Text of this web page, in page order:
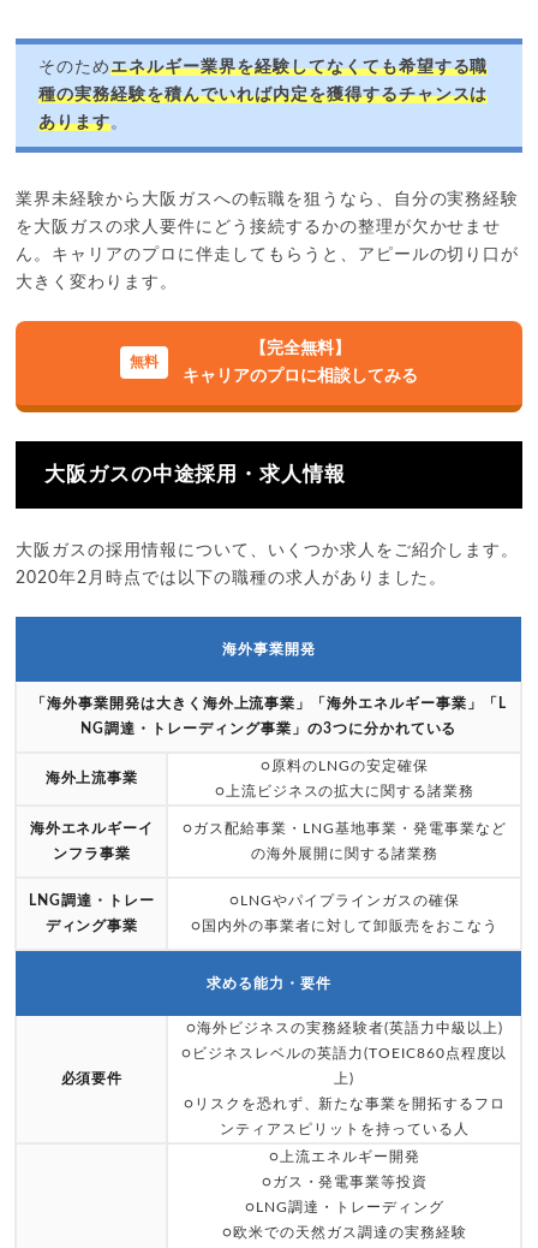
そのためエネルギー業界を経験してなくても希望する職
種の実務経験を積んでいれば内定を獲得するチャンスは
あります。
業界未経験から大阪ガスへの転職を狙うなら、自分の実務経験
を大阪ガスの求人要件にどう接続するかの整理が欠かせませ
ん。キャリアのプロに伴走してもらうと、アピールの切り口が
大きく変わります。
【完全無料】
キャリアのプロに相談してみる
大阪ガスの中途採用・求人情報
大阪ガスの採用情報について、いくつか求人をご紹介します。
2020年2月時点では以下の職種の求人がありました。
海外事業開発
「海外事業開発は大きく海外上流事業」「海外エネルギー事業」「L
NG調達・トレーディング事業」の3つに分かれている
海外上流事業
○原料のLNGの安定確保
○上流ビジネスの拡大に関する諸業務
海外エネルギーイ
ンフラ事業
○ガス配給事業・LNG基地事業・発電事業など
の海外展開に関する諸業務
LNG調達・トレー
ディング事業
○LNGやパイプラインガスの確保
○国内外の事業者に対して卸販売をおこなう
求める能力・要件
必須要件
○海外ビジネスの実務経験者(英語力中級以上)
○ビジネスレベルの英語力(TOEIC860点程度以
上)
○リスクを恐れず、新たな事業を開拓するフロ
ンティアスピリットを持っている人
○上流エネルギー開発
○ガス・発電事業等投資
○LNG調達・トレーディング
○欧米での天然ガス調達の実務経験